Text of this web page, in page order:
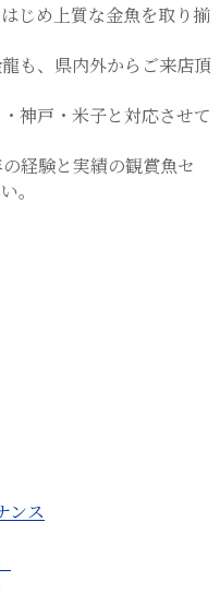
じめ上質な金魚を取り揃
も、県内外からご来店頂
神戸・米子と対応させて
経験と実績の観賞魚セ
。
ンス